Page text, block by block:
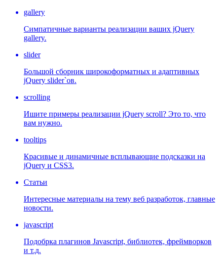
gallery
Симпатичные варианты реализации ваших jQuery
gallery.
slider
Большой сборник широкоформатных и адаптивных
jQuery slider`ов.
scrolling
Ишите примеры реализации jQuery scroll? Это то, что
вам нужно.
tooltips
Красивые и динамичные всплывающие подсказки на
jQuery и CSS3.
Статьи
Интересные материалы на тему веб разработок, главные
новости.
javascript
Подобрка плагинов Javascript, библиотек, фреймворков
и т.д.